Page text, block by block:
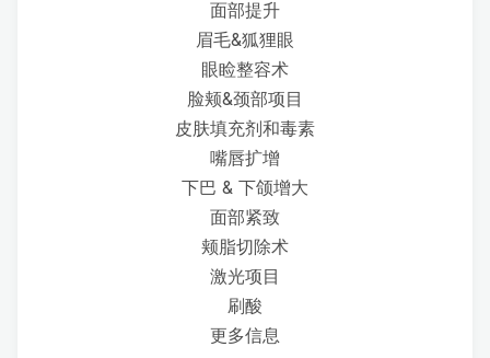
面部提升
眉毛&狐狸眼
眼睑整容术
脸颊&颈部项目
皮肤填充剂和毒素
嘴唇扩增
下巴 & 下颌增大
面部紧致
颊脂切除术
激光项目
刷酸
更多信息